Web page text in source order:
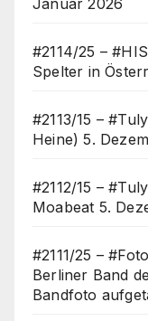
#2114/25 –
Spelter in
#2113/15 –
Heine) 5.
#2112/15 –
Moabeat 5.
#2111/25 –
Berliner Band
Bandfoto